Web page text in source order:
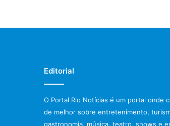
Editorial
O Portal Rio Notícias é um portal onde
de melhor sobre entretenimento,
gastronomia, música, teatro, shows e